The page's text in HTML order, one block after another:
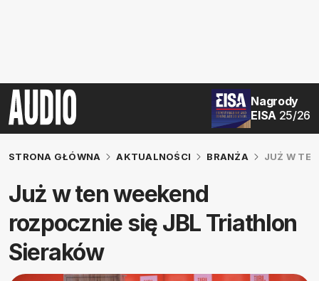
Nagrody
EISA 25/26
STRONA GŁÓWNA AKTUALNOŚCI BRANŻA JUŻ W
Już w ten weekend
rozpocznie się JBL Triathlon
Sieraków